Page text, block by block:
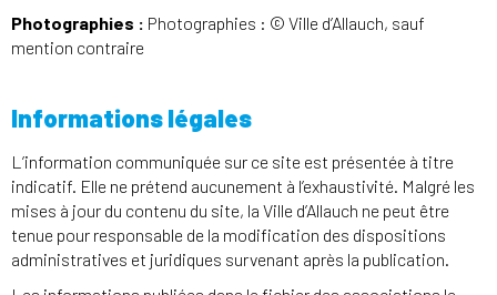
Photographies : Photographies : © Ville d’Allauch, sauf
mention contraire
Informations légales
L’information communiquée sur ce site est présentée à titre
indicatif. Elle ne prétend aucunement à l’exhaustivité. Malgré les
mises à jour du contenu du site, la Ville d’Allauch ne peut être
tenue pour responsable de la modification des dispositions
administratives et juridiques survenant après la publication.